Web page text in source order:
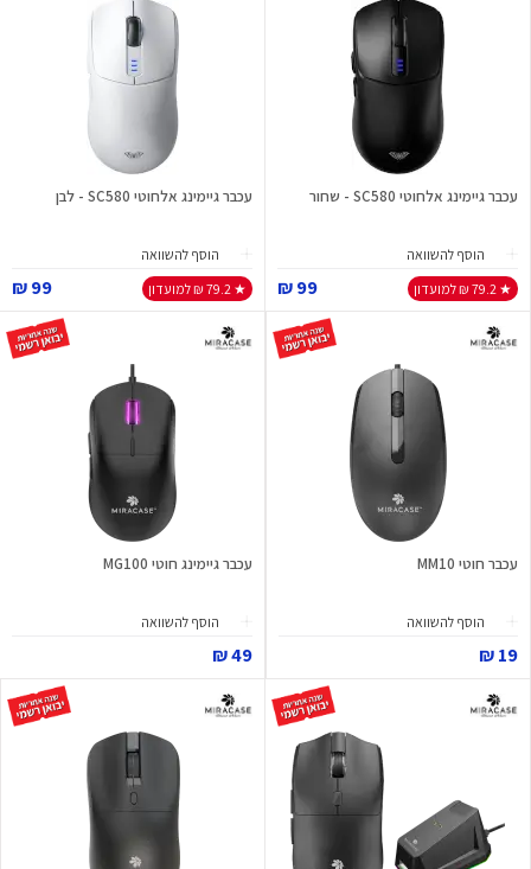
עכבר גיימינג אלחוטי SC580 - שחור
הוסף להשוואה
★ 79.2 ₪ למועדון
99 ₪
עכבר גיימינג אלחוטי SC580 - לבן
הוסף להשוואה
★ 79.2 ₪ למועדון
99 ₪
עכבר חוטי MM10
הוסף להשוואה
19 ₪
עכבר גיימינג חוטי MG100
הוסף להשוואה
49 ₪